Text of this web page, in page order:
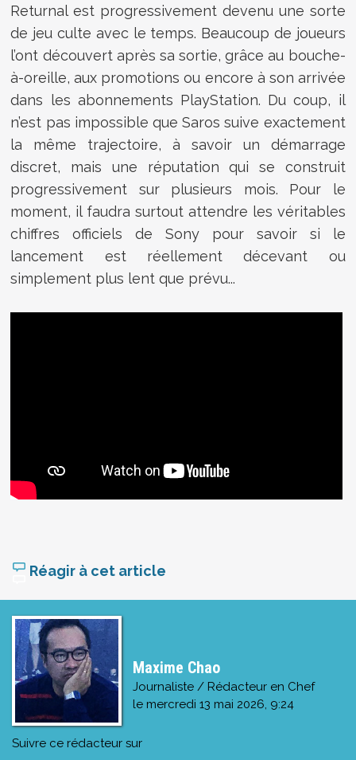
Returnal est progressivement devenu une sorte
de jeu culte avec le temps. Beaucoup de joueurs
l’ont découvert après sa sortie, grâce au bouche-
à-oreille, aux promotions ou encore à son arrivée
dans les abonnements PlayStation. Du coup, il
n’est pas impossible que Saros suive exactement
la même trajectoire, à savoir un démarrage
discret, mais une réputation qui se construit
progressivement sur plusieurs mois. Pour le
moment, il faudra surtout attendre les véritables
chiffres officiels de Sony pour savoir si le
lancement est réellement décevant ou
simplement plus lent que prévu...
Réagir à cet article
Maxime Chao
Journaliste / Rédacteur en Chef
le mercredi 13 mai 2026, 9:24
Suivre ce rédacteur sur